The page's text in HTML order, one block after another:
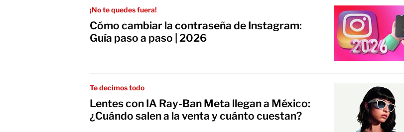
¡No te quedes fuera!
Cómo cambiar la contraseña de Instagram:
Guía paso a paso | 2026
Te decimos todo
Lentes con IA Ray-Ban Meta llegan a México:
¿Cuándo salen a la venta y cuánto cuestan?